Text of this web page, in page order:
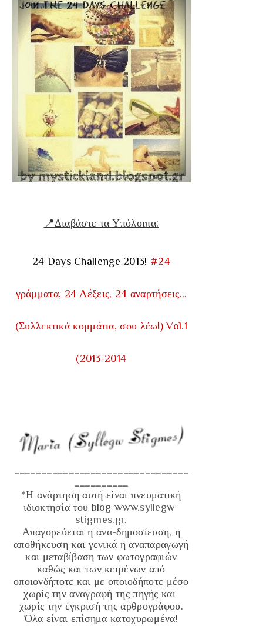
📍Διαβάστε τα Υπόλοιπα:
24 Days Challenge 2013! #24
γράμματα, 24 Λέξεις, 24 αναρτήσεις…
(Συλλεκτικά κομμάτια, σου λέω!) Vol.1
(2013-2014
*Η ανάρτηση αυτή είναι πνευματική
ιδιοκτησία του blogwww.syllegw-
stigmes.gr.
Απαγορεύεται η ανα-δημοσίευση, η
αποθήκευση και γενικά η αναπαραγωγή
και μεταβίβαση των φωτογραφιών
καθώς και των κειμένων από
οποιονδήποτε και με οποιοδήποτε μέσο
χωρίς την αναγραφή της πηγής και
χωρίς την έγκρισή της αρθρογράφου.
Όλα είναι επίσημα κατοχυρωμένα!